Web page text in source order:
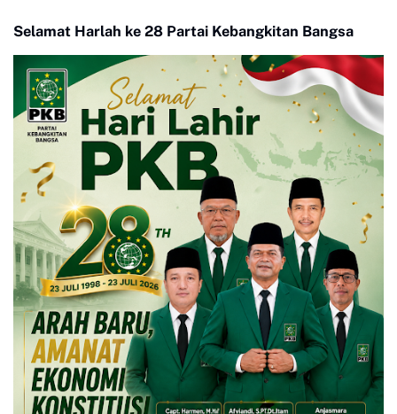
Selamat Harlah ke 28 Partai Kebangkitan Bangsa